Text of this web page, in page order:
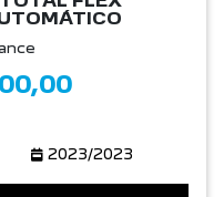
2023/2023